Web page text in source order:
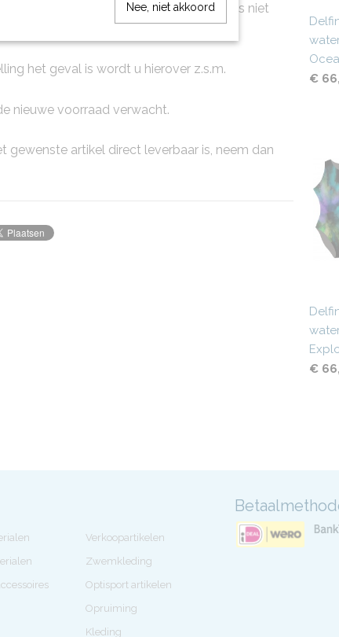
kan het voorkomen dat uw artikel helaas niet
het geval is wordt u hierover z.s.m.
nieuwe voorraad verwacht.
gewenste artikel direct leverbaar is, neem dan
€
€
Verkoopartikelen
Zwemkleding
Optisport artikelen
Opruiming
Kleding
Nee, niet akkoord